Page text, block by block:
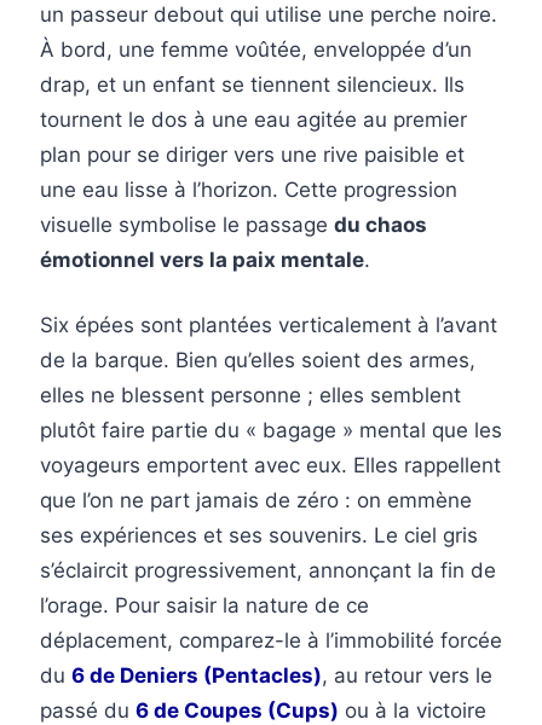
un passeur debout qui utilise une perche noire.
À bord, une femme voûtée, enveloppée d’un
drap, et un enfant se tiennent silencieux. Ils
tournent le dos à une eau agitée au premier
plan pour se diriger vers une rive paisible et
une eau lisse à l’horizon. Cette progression
visuelle symbolise le passage du chaos
émotionnel vers la paix mentale.
Six épées sont plantées verticalement à l’avant
de la barque. Bien qu’elles soient des armes,
elles ne blessent personne ; elles semblent
plutôt faire partie du « bagage » mental que les
voyageurs emportent avec eux. Elles rappellent
que l’on ne part jamais de zéro : on emmène
ses expériences et ses souvenirs. Le ciel gris
s’éclaircit progressivement, annonçant la fin de
l’orage. Pour saisir la nature de ce
déplacement, comparez-le à l’immobilité forcée
du 6 de Deniers (Pentacles), au retour vers le
passé du 6 de Coupes (Cups) ou à la victoire